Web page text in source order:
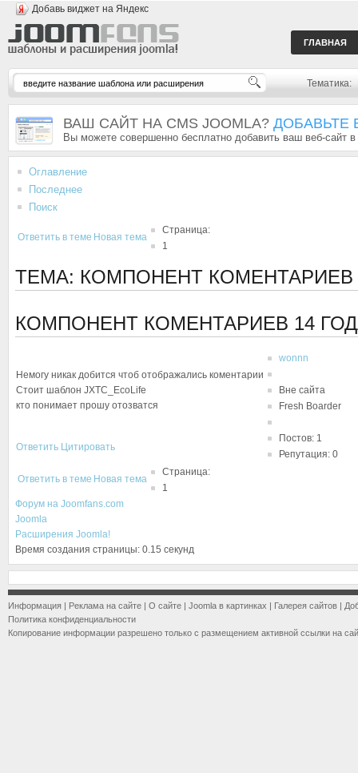
Добавь виджет на Яндекс
ГЛАВНАЯ
Тематика:
ВАШ САЙТ НА CMS JOOMLA? ДОБАВЬТЕ
Вы можете совершенно бесплатно добавить ваш веб-сайт
Оглавление
Последнее
Поиск
Ответить в теме Новая тема
Страница:
1
ТЕМА: КОМПОНЕНТ КОМЕНТАРИЕВ
КОМПОНЕНТ КОМЕНТАРИЕВ 14
Немогу никак добится чтоб отображались коментарии
Стоит шаблон JXTC_EcoLife
кто понимает прошу отозватся
wonnn
Вне сайта
Fresh Boarder
Постов: 1
Репутация: 0
Ответить Цитировать
Ответить в теме Новая тема
Страница:
1
Форум на Joomfans.com
Joomla
Расширения Joomla!
Время создания страницы: 0.15 секунд
Информация | Реклама на сайте | О сайте | Joomla в картинках | Галерея сайтов |
Политика конфиденциальности
Копирование информации разрешено только с размещением активной ссылки на